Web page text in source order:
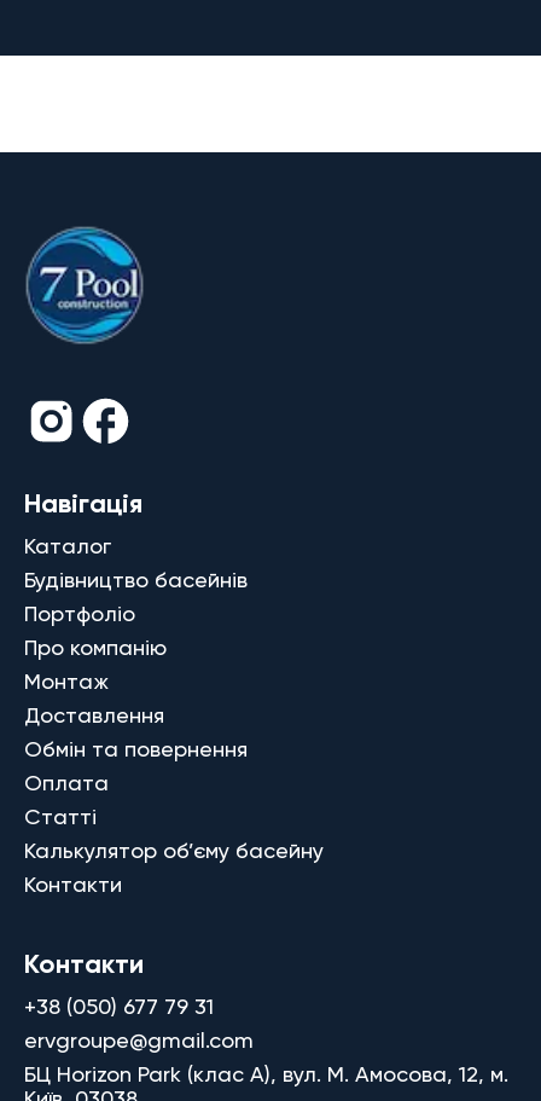
Навігація
Каталог
Будівництво басейнів
Портфоліо
Про компанію
Монтаж
Доставлення
Обмін та повернення
Оплата
Статті
Калькулятор об’єму басейну
Контакти
Контакти
+38 (050) 677 79 31
ervgroupe@gmail.com
БЦ Horizon Park (клас A), вул. М. Амосова, 12, м.